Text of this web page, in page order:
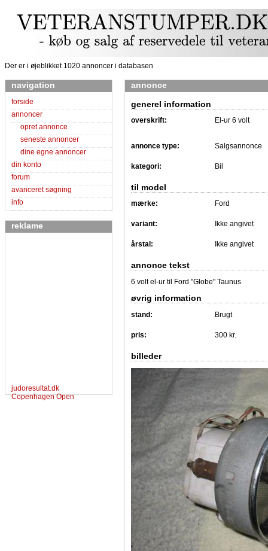
Der er i øjeblikket 1020 annoncer i databasen
navigation
forside
annoncer
opret annonce
seneste annoncer
dine egne annoncer
din konto
forum
avanceret søgning
info
reklame
judoresultat.dk
Copenhagen Open
annonce
generel information
overskrift: El-ur 6 volt
annonce type: Salgsannonce
kategori: Bil
til model
mærke: Ford
variant: Ikke angivet
årstal: Ikke angivet
annonce tekst
6 volt el-ur til Ford "Globe" Taunus
øvrig information
stand: Brugt
pris: 300 kr.
billeder